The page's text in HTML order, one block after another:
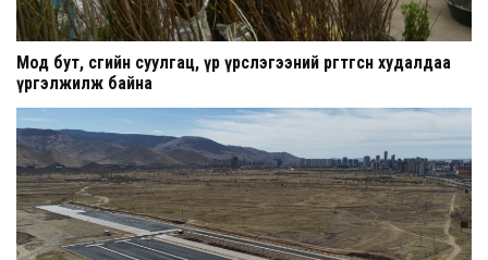
Мод бут, сөөгийн суулгац, үр үрслэгээний өргөтгөсөн худалдаа
үргэлжилж байна